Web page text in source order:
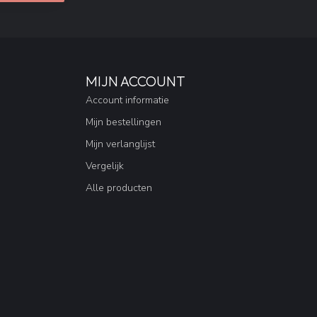
MIJN ACCOUNT
Account informatie
Mijn bestellingen
Mijn verlanglijst
Vergelijk
Alle producten